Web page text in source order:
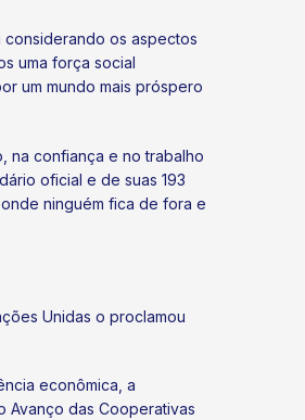
considerando os aspectos
uma força social
um mundo mais próspero
na confiança e no trabalho
oficial e de suas 193
ninguém fica de fora e
Unidas o proclamou
econômica, a
Avanço das Cooperativas